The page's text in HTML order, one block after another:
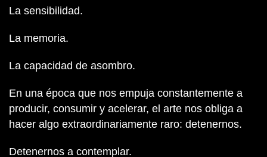
La sensibilidad.
La memoria.
La capacidad de asombro.
En una época que nos empuja constantemente a
producir, consumir y acelerar, el arte nos obliga a
hacer algo extraordinariamente raro: detenernos.
Detenernos a contemplar.